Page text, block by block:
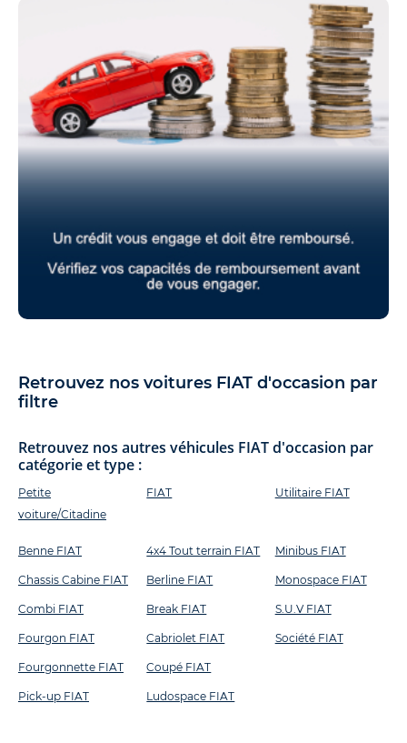
Retrouvez nos voitures FIAT d'occasion par
filtre
Retrouvez nos autres véhicules FIAT d'occasion par
catégorie et type :
Petite
voiture/Citadine
FIAT Utilitaire FIAT
Benne FIAT
Chassis Cabine FIAT
Combi FIAT
Fourgon FIAT
Fourgonnette FIAT
Pick-up FIAT
4x4 Tout terrain FIAT
Berline FIAT
Break FIAT
Cabriolet FIAT
Coupé FIAT
Ludospace FIAT
Minibus FIAT
Monospace FIAT
S.U.V FIAT
Société FIAT